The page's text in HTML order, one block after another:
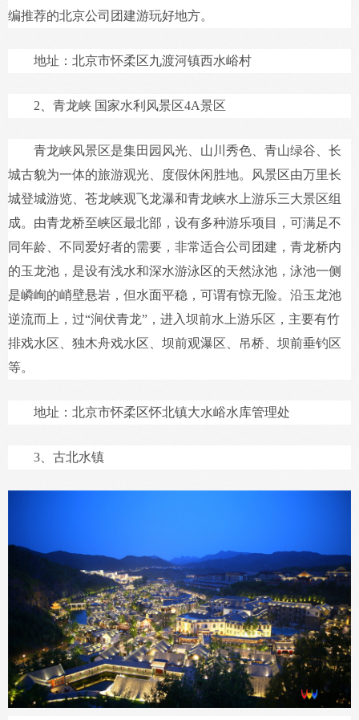
编推荐的北京公司团建游玩好地方。
地址：北京市怀柔区九渡河镇西水峪村
2、青龙峡 国家水利风景区4A景区
青龙峡风景区是集田园风光、山川秀色、青山绿谷、长
城古貌为一体的旅游观光、度假休闲胜地。风景区由万里长
城登城游览、苍龙峡观飞龙瀑和青龙峡水上游乐三大景区组
成。由青龙桥至峡区最北部，设有多种游乐项目，可满足不
同年龄、不同爱好者的需要，非常适合公司团建，青龙桥内
的玉龙池，是设有浅水和深水游泳区的天然泳池，泳池一侧
是嶙峋的峭壁悬岩，但水面平稳，可谓有惊无险。沿玉龙池
逆流而上，过“涧伏青龙”，进入坝前水上游乐区，主要有竹
排戏水区、独木舟戏水区、坝前观瀑区、吊桥、坝前垂钓区
等。
地址：北京市怀柔区怀北镇大水峪水库管理处
3、古北水镇